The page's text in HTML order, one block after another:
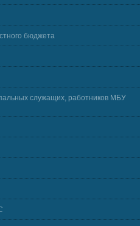
бюджета
служащих, работников МБУ